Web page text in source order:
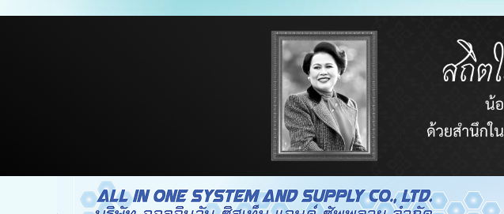
จำหน่าย อุปกรณ์บาร์โค้ด อาร์เอฟไอดี ระ